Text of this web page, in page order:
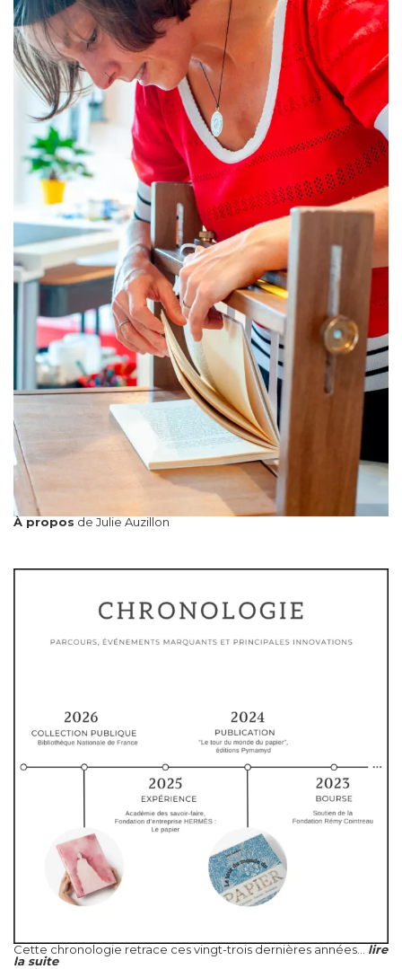
À proposde Julie Auzillon
Cette chronologie retrace ces vingt-trois dernières années...lire
la suite